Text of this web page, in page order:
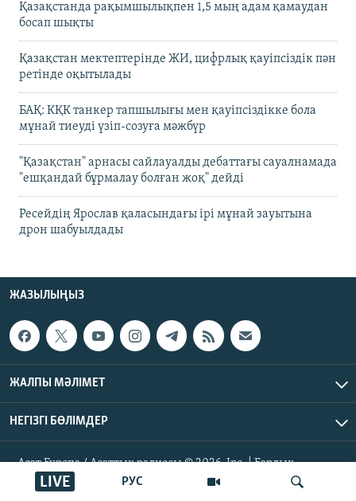
РУС
LIVE
Қазақстанда рақымшылықпен 1,5 мың адам қамаудан
босап шықты
Қазақстан мектептерінде ЖИ, цифрлық қауіпсіздік пән
ретінде оқытылады
БАҚ: КҚК танкер тапшылығы мен қауіпсіздікке бола
мұнай тиеуді үзіп-созуға мәжбүр
"Қазақстан" арнасы сайлауалды дебаттағы сауалнамада
"ешқандай бұрмалау болған жоқ" дейді
Ресейдің Ярослав қаласындағы ірі мұнай зауытына
дрон шабуылдады
ЖАЗЫЛЫҢЫЗ
ЖАЛПЫ МӘЛІМЕТ
НЕГІЗГІ БӨЛІМДЕР
Азат Еуропа / Азаттық радиосы © 2026, Inc. | Барлық
құқықтары қорғалған